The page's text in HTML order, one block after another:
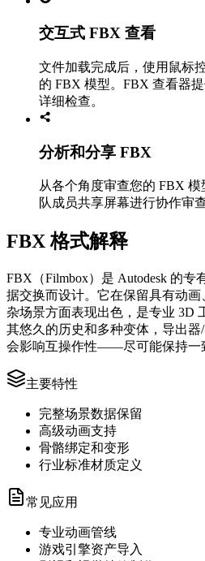
交互式 FBX 查看
文件加载完成后，使用鼠标
的 FBX 模型。FBX 查看器
详细检查。
分析和分享 FBX
从各个角度审查您的 FBX
队成员共享屏幕进行协作审查
FBX 格式解释
FBX（Filmbox）是 Autodesk 的专
据交换而设计。它在保留具有动
杂场景方面表现出色，是专业 3D
其悠久的历史和多种变体，导出
会影响互操作性——尽可能保持一
主要特性
完整场景数据保留
高级动画支持
骨骼绑定和变形
行业标准材质定义
常见应用
专业动画管线
游戏引擎资产导入